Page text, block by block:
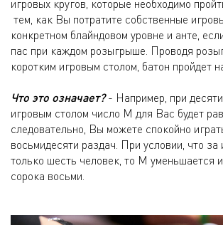
игровых кругов, которые необходимо
тем, как Вы потратите собственные
конкретном блайндовом уровне и анте,
пас при каждом розыгрыше. Проводя
коротким игровым столом, батон пройдет
Что это означает?- Например, при десяти
игровым столом число М для Вас будет
следовательно, Вы можете спокойно
восьмидесяти раздач. При условии, что за
только шесть человек, то М уменьшается
сорока восьми.